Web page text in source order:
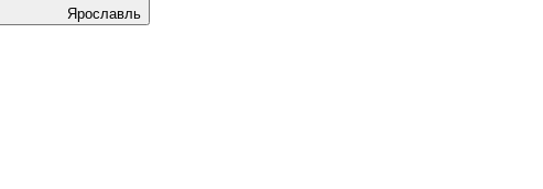
Ярославль